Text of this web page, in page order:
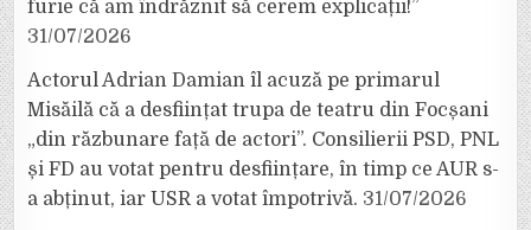
furie că am îndrăznit să cerem explicații!”
31/07/2026
Actorul Adrian Damian îl acuză pe primarul
Misăilă că a desființat trupa de teatru din Focșani
„din răzbunare față de actori”. Consilierii PSD, PNL
și FD au votat pentru desființare, în timp ce AUR s-
a abținut, iar USR a votat împotrivă. 31/07/2026